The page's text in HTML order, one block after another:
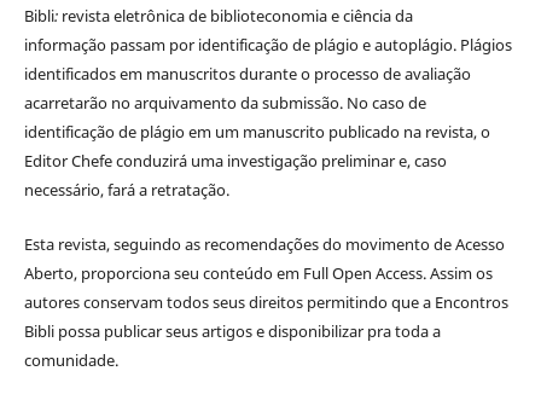
Bibli: revista eletrônica de biblioteconomia e ciência da
informaçãopassam por identificação de plágio e autoplágio. Plágios
identificados em manuscritos durante o processo de avaliação
acarretarão no arquivamento da submissão. No caso de
identificação de plágio em um manuscrito publicado na revista, o
Editor Chefe conduzirá uma investigação preliminar e, caso
necessário, fará a retratação.
Esta revista, seguindo as recomendações do movimento de Acesso
Aberto, proporciona seu conteúdo em Full Open Access. Assim os
autores conservam todos seus direitos permitindo que a Encontros
Bibli possa publicar seus artigos e disponibilizar pra toda a
comunidade.